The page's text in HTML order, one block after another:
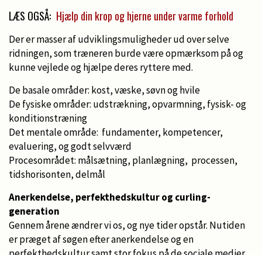
LÆS OGSÅ: Hjælp din krop og hjerne under varme forhold
Der er masser af udviklingsmuligheder ud over selve
ridningen, som træneren burde være opmærksom på og
kunne vejlede og hjælpe deres ryttere med.
De basale områder: kost, væske, søvn og hvile
De fysiske områder: udstrækning, opvarmning, fysisk- og
konditionstræning
Det mentale område: fundamenter, kompetencer,
evaluering, og godt selvværd
Procesområdet: målsætning, planlægning, processen,
tidshorisonten, delmål
Anerkendelse, perfekthedskultur og curling-
generation
Gennem årene ændrer vi os, og nye tider opstår. Nutiden
er præget af søgen efter anerkendelse og en